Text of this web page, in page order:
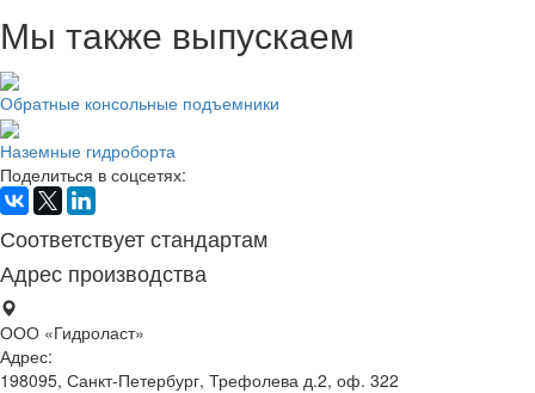
Мы также выпускаем
Обратные консольные подъемники
Наземные гидроборта
Поделиться в соцсетях:
Соответствует стандартам
Адрес производства
ООО «Гидроласт»
Адрес:
198095, Санкт-Петербург, Трефолева д.2, оф. 322